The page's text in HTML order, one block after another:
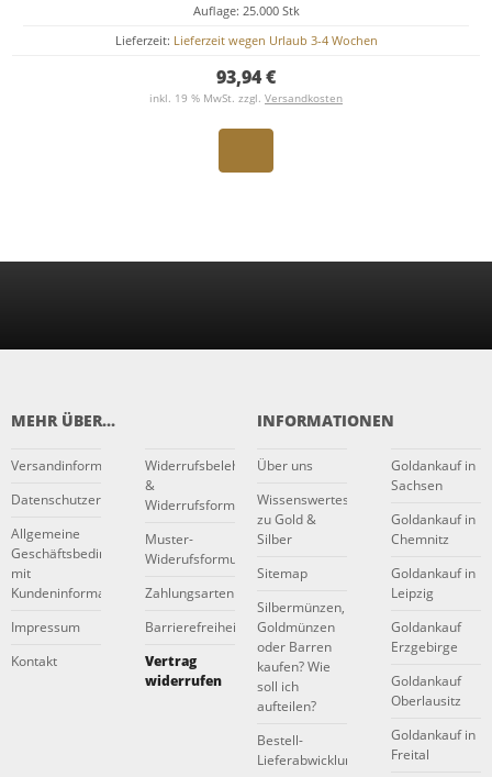
Auflage: 25.000 Stk
Lieferzeit: Lieferzeit wegen Urlaub 3-4 Wochen
93,94 €
inkl. 19 % MwSt. zzgl. Versandkosten
MEHR ÜBER...
Versandinformationen
Datenschutzerklärung
Allgemeine
Geschäftsbedingungen
mit
Kundeninformationen
Impressum
Kontakt
Widerrufsbelehrung
&
Widerrufsformular
Muster-
Widerufsformular
Zahlungsarten
Barrierefreiheitserklärung
Vertrag
widerrufen
INFORMATIONEN
Über uns
Wissenswertes
zu Gold &
Silber
Sitemap
Silbermünzen,
Goldmünzen
oder Barren
kaufen? Wie
soll ich
aufteilen?
Bestell-
Lieferabwicklung
Goldankauf in
Sachsen
Goldankauf in
Chemnitz
Goldankauf in
Leipzig
Goldankauf
Erzgebirge
Goldankauf
Oberlausitz
Goldankauf in
Freital